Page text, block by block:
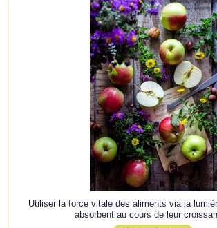
Utiliser la force vitale des aliments via la
absorbent au cours de leur